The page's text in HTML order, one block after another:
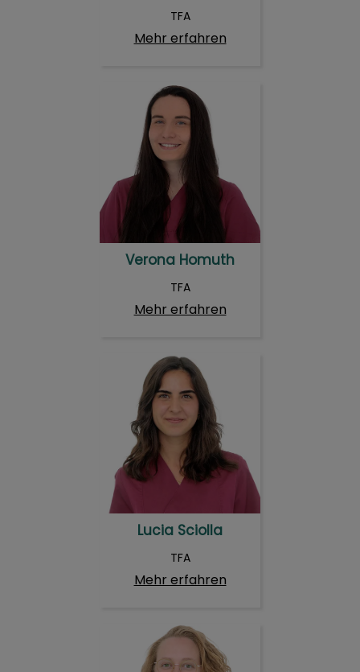
TFA
Mehr erfahren
Verona Homuth
Verona Homuth
TFA
Mehr erfahren
Lucia Sciolla
Lucia Sciolla
TFA
Mehr erfahren
Pia Brinkmann